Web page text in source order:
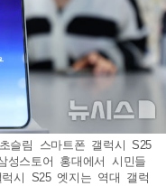
슬림 스마트폰 갤럭시 S25
스토어 홍대에서 시민들
시 S25 엣지는 역대 갤럭